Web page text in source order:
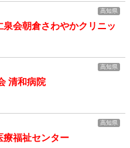
高知県
泉会朝倉さわやかクリニッ
高知県
清和病院
高知県
療福祉センター